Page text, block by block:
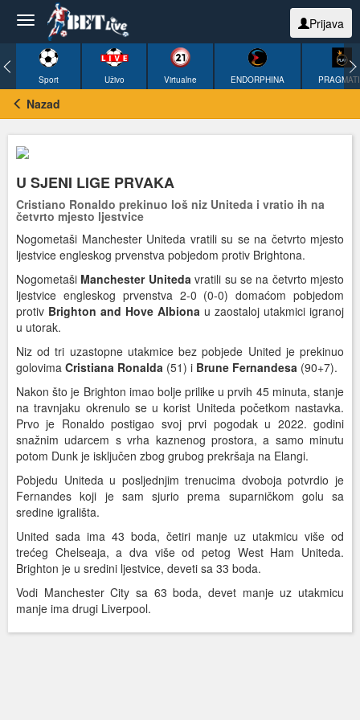
Prijava
Sport Uživo Virtualne ENDORPHINA
Nazad
U SJENI LIGE PRVAKA
Cristiano Ronaldo prekinuo loš niz Uniteda i vratio ih na
četvrto mjesto ljestvice
Nogometaši Manchester Uniteda vratili su se na četvrto mjesto
ljestvice engleskog prvenstva pobjedom protiv Brightona.
Nogometaši Manchester Unitedavratili su se na četvrto mjesto
ljestvice engleskog prvenstva 2-0 (0-0) domaćom pobjedom
protiv Brighton and Hove Albiona u zaostaloj utakmici igranoj
u utorak.
Niz od tri uzastopne utakmice bez pobjede United je prekinuo
golovima Cristiana Ronalda (51) i Brune Fernandesa (90+7).
Nakon što je Brighton imao bolje prilike u prvih 45 minuta, stanje
na travnjaku okrenulo se u korist Uniteda početkom nastavka.
Prvo je Ronaldo postigao svoj prvi pogodak u 2022. godini
snažnim udarcem s vrha kaznenog prostora, a samo minutu
potom Dunk je isključen zbog grubog prekršaja na Elangi.
Pobjedu Uniteda u posljednjim trenucima dvoboja potvrdio je
Fernandes koji je sam sjurio prema suparničkom golu sa
sredine igrališta.
United sada ima 43 boda, četiri manje uz utakmicu više od
trećeg Chelseaja, a dva više od petog West Ham Uniteda.
Brighton je u sredini ljestvice, deveti sa 33 boda.
Vodi Manchester City sa 63 boda, devet manje uz utakmicu
manje ima drugi Liverpool.